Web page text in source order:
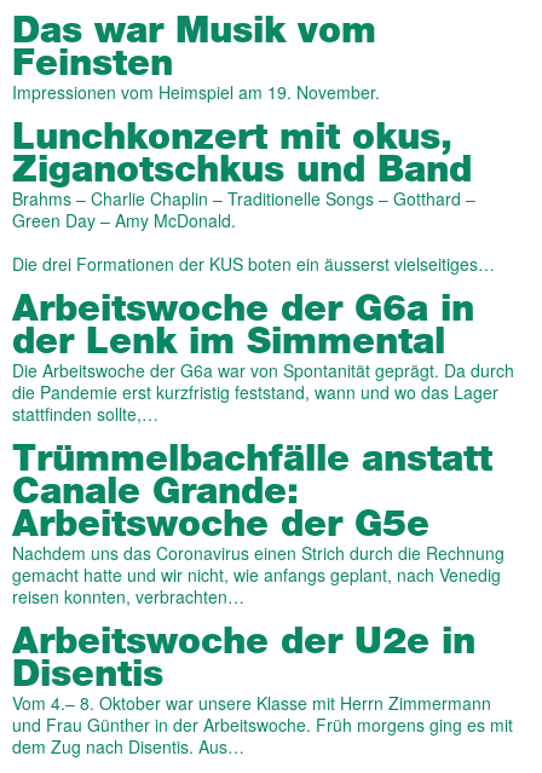
Das war Musik vom
Feinsten
Impressionen vom Heimspiel am 19. November.
Lunchkonzert mit okus,
Ziganotschkus und Band
Brahms – Charlie Chaplin – Traditionelle Songs – Gotthard –
Green Day – Amy McDonald.
Die drei Formationen der KUS boten ein äusserst vielseitiges…
Arbeitswoche der G6a in
der Lenk im Simmental
Die Arbeitswoche der G6a war von Spontanität geprägt. Da durch
die Pandemie erst kurzfristig feststand, wann und wo das Lager
stattfinden sollte,…
Trümmelbachfälle anstatt
Canale Grande:
Arbeitswoche der G5e
Nachdem uns das Coronavirus einen Strich durch die Rechnung
gemacht hatte und wir nicht, wie anfangs geplant, nach Venedig
reisen konnten, verbrachten…
Arbeitswoche der U2e in
Disentis
Vom 4.– 8. Oktober war unsere Klasse mit Herrn Zimmermann
und Frau Günther in der Arbeitswoche. Früh morgens ging es mit
dem Zug nach Disentis. Aus…